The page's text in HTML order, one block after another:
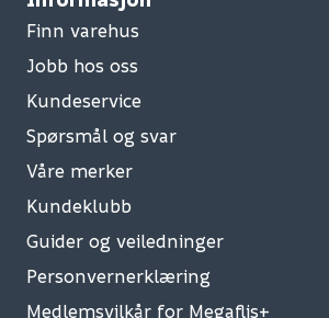
Finn varehus
Jobb hos oss
Kundeservice
Spørsmål og svar
Våre merker
Kundeklubb
Guider og veiledninger
Personvernerklæring
Medlemsvilkår for Megaflis+